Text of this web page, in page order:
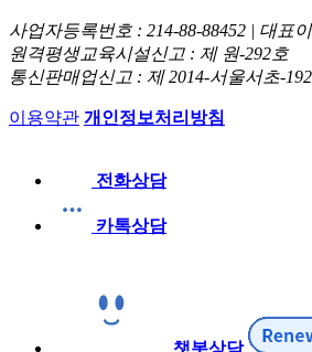
사업자등록번호 : 214-88-88452 | 대표
원격평생교육시설신고 : 제 원-292호
통신판매업신고 : 제 2014-서울서초-
이용약관 개인정보처리방침
전화상담
카톡상담
챗봇상담